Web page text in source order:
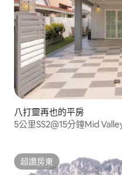
八打靈再也的平房
5公里SS2@15分鐘Mid
超讚房東
超讚房東